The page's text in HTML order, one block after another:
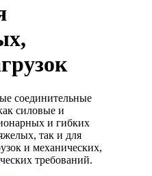
соединительные
силовые и
и гибких
так и для
и механических,
требований.